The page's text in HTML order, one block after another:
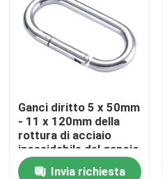
Dado forgiato dell'occhio
Vite Pin Anchor Shackle
ditale del cavo metallico
Ganci diritto 5 x 50mm
- 11 x 120mm della
rottura di acciaio
inossidabile del gancio
della rottura della
Invia richiesta